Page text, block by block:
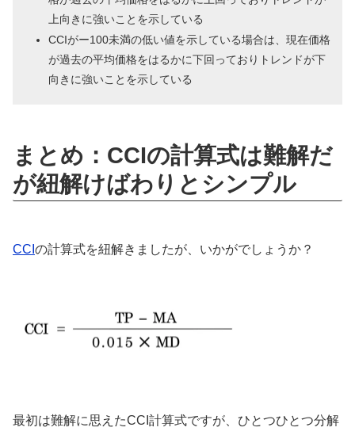
上向きに強いことを示している
CCIがー100未満の低い値を示している場合は、現在価格
が過去の平均価格をはるかに下回っておりトレンドが下
向きに強いことを示している
まとめ：CCIの計算式は難解だ
が紐解けばわりとシンプル
CCI の計算式を紐解きましたが、いかがでしょうか？
最初は難解に思えたCCI計算式ですが、ひとつひとつ分解